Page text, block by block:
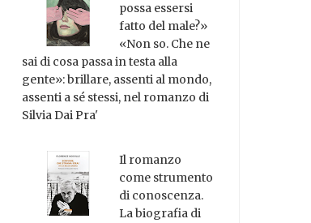
possa essersi
fatto del male?»
«Non so. Che ne
sai di cosa passa in testa alla
gente»: brillare, assenti al mondo,
assenti a sé stessi, nel romanzo di
Silvia Dai Pra'
Il romanzo
come strumento
di conoscenza.
La biografia di